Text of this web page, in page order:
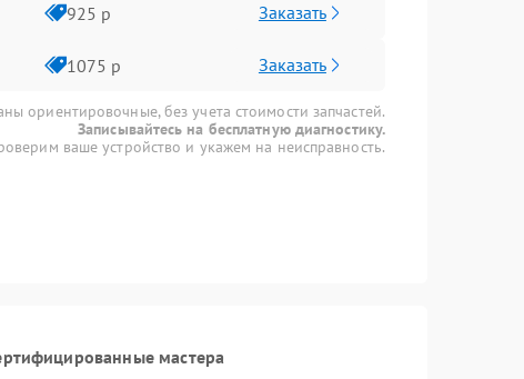
925 р Заказать
1075 р Заказать
ориентировочные, без учета стоимости запчастей.
Записывайтесь на бесплатную диагностику.
ваше устройство и укажем на неисправность.
мастера